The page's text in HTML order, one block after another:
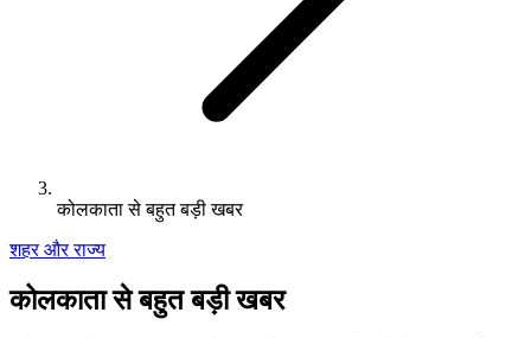
कोलकाता से बहुत बड़ी खबर
शहर और राज्य
कोलकाता से बहुत बड़ी खबर